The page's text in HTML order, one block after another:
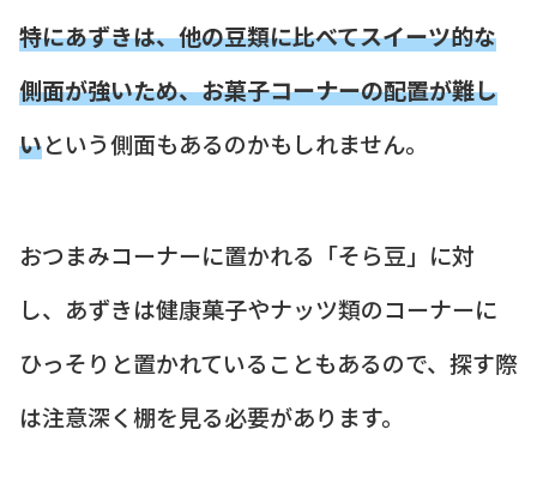
特にあずきは、他の豆類に比べてスイーツ的な
側面が強いため、お菓子コーナーの配置が難し
いという側面もあるのかもしれません。
おつまみコーナーに置かれる「そら豆」に対
し、あずきは健康菓子やナッツ類のコーナーに
ひっそりと置かれていることもあるので、探す際
は注意深く棚を見る必要があります。